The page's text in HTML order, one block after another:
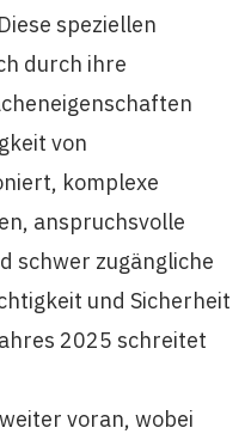
speziellen
durch ihre
von
komplexe
anspruchsvolle
schwer zugängliche
und Sicherheit
2025 schreitet
voran, wobei